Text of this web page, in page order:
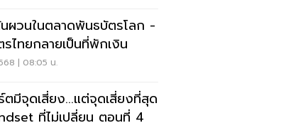
ผวนในตลาดพันธบัตรโลก -
ไทยกลายเป็นที่พักเงิน
| 08:05 น.
มีจุดเสี่ยง...แต่จุดเสี่ยงที่สุด
ที่ไม่เปลี่ยน ตอนที่ 4